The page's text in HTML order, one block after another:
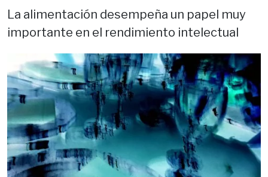
La alimentación desempeña un papel muy
importante en el rendimiento intelectual